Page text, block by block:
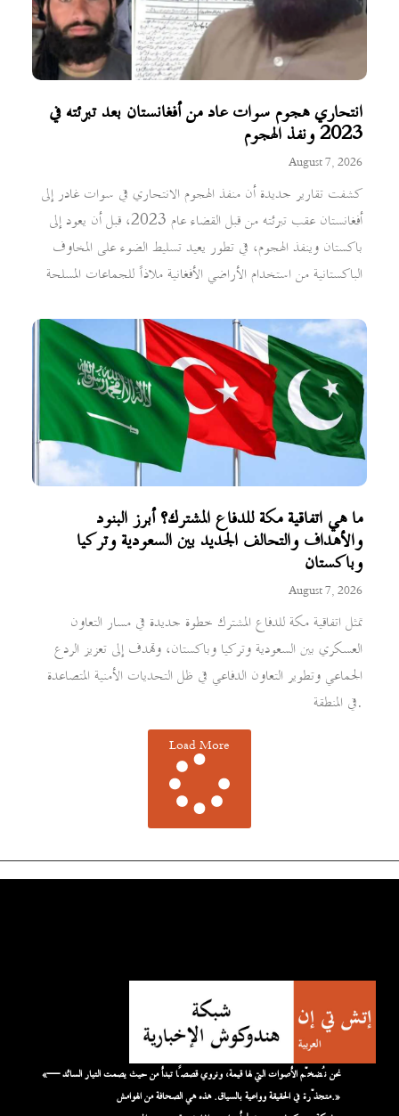
انتحاري هجوم سوات عاد من أفغانستان بعد تبرئته في
2023 ونفذ الهجوم
August 7, 2026
كشفت تقارير جديدة أن منفذ الهجوم الانتحاري في سوات غادر إلى
أفغانستان عقب تبرئته من قبل القضاء عام 2023، قبل أن يعود إلى
باكستان وينفذ الهجوم، في تطور يعيد تسليط الضوء على المخاوف
الباكستانية من استخدام الأراضي الأفغانية ملاذاً للجماعات المسلحة
ما هي اتفاقية مكة للدفاع المشترك؟ أبرز البنود
والأهداف والتحالف الجديد بين السعودية وتركيا
وباكستان
August 7, 2026
تمثل اتفاقية مكة للدفاع المشترك خطوة جديدة في مسار التعاون
العسكري بين السعودية وتركيا وباكستان، وتهدف إلى تعزيز الردع
الجماعي وتطوير التعاون الدفاعي في ظل التحديات الأمنية المتصاعدة
في المنطقة.
Load More
«نحن نُضخّم الأصوات التي لها قيمة، ونروي قصصًا تبدأ من حيث يصمت التيار السائد —
متجذّرة في الحقيقة وواعية بالسياق. هذه هي الصحافة من الهوامش.»